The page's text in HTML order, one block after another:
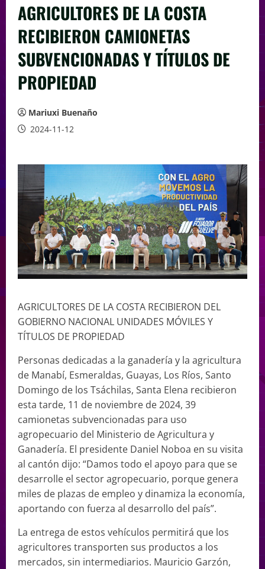
AGRICULTORES DE LA COSTA
RECIBIERON CAMIONETAS
SUBVENCIONADAS Y TÍTULOS DE
PROPIEDAD
Mariuxi Buenaño
2024-11-12
AGRICULTORES DE LA COSTA RECIBIERON DEL
GOBIERNO NACIONAL UNIDADES MÓVILES Y
TÍTULOS DE PROPIEDAD
Personas dedicadas a la ganadería y la agricultura
de Manabí, Esmeraldas, Guayas, Los Ríos, Santo
Domingo de los Tsáchilas, Santa Elena recibieron
esta tarde, 11 de noviembre de 2024, 39
camionetas subvencionadas para uso
agropecuario del Ministerio de Agricultura y
Ganadería. El presidente Daniel Noboa en su visita
al cantón dijo: “Damos todo el apoyo para que se
desarrolle el sector agropecuario, porque genera
miles de plazas de empleo y dinamiza la economía,
aportando con fuerza al desarrollo del país”.
La entrega de estos vehículos permitirá que los
agricultores transporten sus productos a los
mercados, sin intermediarios. Mauricio Garzón,